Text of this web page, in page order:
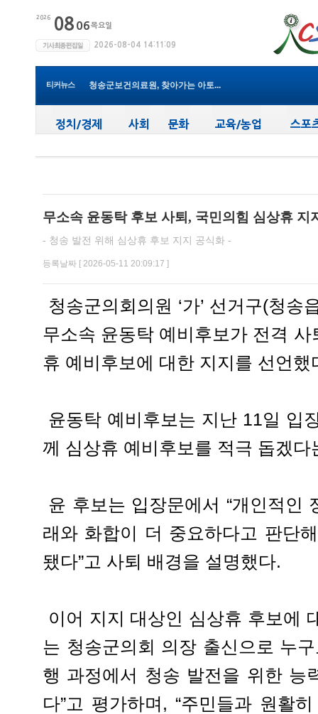
티커뉴스
청송군보건의료원, 2026년 지역사...
청송군보건의료원, 찾아가는 아토...
(사)한국후계농업경영인 청송군연...
청송군청소년수련관, 청소년들의 ...
무소속 윤동탁 후보 사퇴, 국민의힘 심상휴
- 청송 발전 위해 심상휴 후보 지지 공식화 -
등록날짜 [ 2026-05-11 20:09:17 ]
청송군의회의원 ‘가’ 선거구(청송
무소속 윤동탁 예비후보가 전격
휴 예비후보에 대한 지지를 선언
윤동탁 예비후보는 지난 11일 입
께 심상휴 예비후보를 적극 돕겠
윤 후보는 입장문에서 “개인적인
래와 화합이 더 중요하다고 판단
됐다”고 사퇴 배경을 설명했다.
이어 지지 대상인 심상휴 후보에
는 청송군의회 의장 출신으로 누
행 과정에서 청송 발전을 위한 능
다”고 평가하며, “주민들과 원활